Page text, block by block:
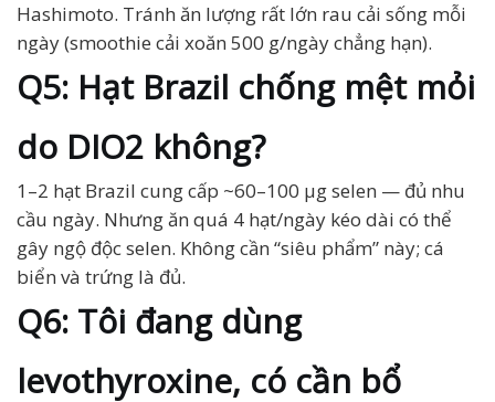
Hashimoto. Tránh ăn lượng rất lớn rau cải sống mỗi
ngày (smoothie cải xoăn 500 g/ngày chẳng hạn).
Q5: Hạt Brazil chống mệt mỏi
do DIO2 không?
1–2 hạt Brazil cung cấp ~60–100 µg selen — đủ nhu
cầu ngày. Nhưng ăn quá 4 hạt/ngày kéo dài có thể
gây ngộ độc selen. Không cần “siêu phẩm” này; cá
biển và trứng là đủ.
Q6: Tôi đang dùng
levothyroxine, có cần bổ